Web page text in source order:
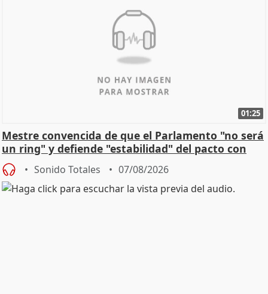
01:25
Mestre convencida de que el Parlamento "no será
un ring" y defiende "estabilidad" del pacto con
Vox
Sonido Totales 07/08/2026